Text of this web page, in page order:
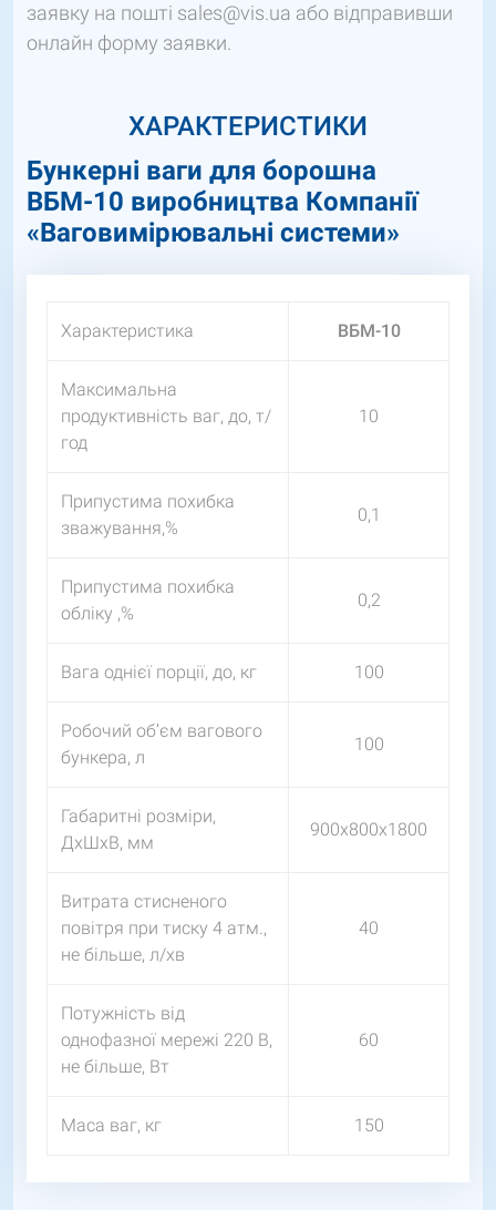
заявку на пошті sales@vis.ua або відправивши
онлайн форму заявки.
ХАРАКТЕРИСТИКИ
Бункерні ваги для борошна
ВБМ-10 виробництва Компанії
«Ваговимірювальні системи»
Характеристика ВБМ-10
Максимальна
продуктивність ваг, до, т/
год
10
Припустима похибка
зважування,%
0,1
Припустима похибка
обліку ,%
0,2
Вага однієї порції, до, кг 100
Робочий об’єм вагового
бункера, л
100
Габаритні розміри,
ДxШxВ, мм
900х800х1800
Витрата стисненого
повітря при тиску 4 атм.,
не більше, л/хв
40
Потужність від
однофазної мережі 220 В,
не більше, Вт
60
Маса ваг, кг 150